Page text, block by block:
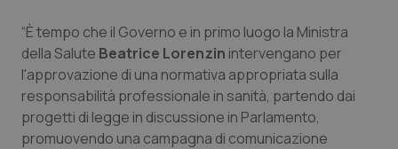
Salute orale & impianti
Sangue & coagulazione
Tiroide
“È tempo che il Governo e in primo luogo la Ministra
della Salute Beatrice Lorenzin intervengano per
l'approvazione di una normativa appropriata sulla
responsabilità professionale in sanità, partendo dai
progetti di legge in discussione in Parlamento,
promuovendo una campagna di comunicazione